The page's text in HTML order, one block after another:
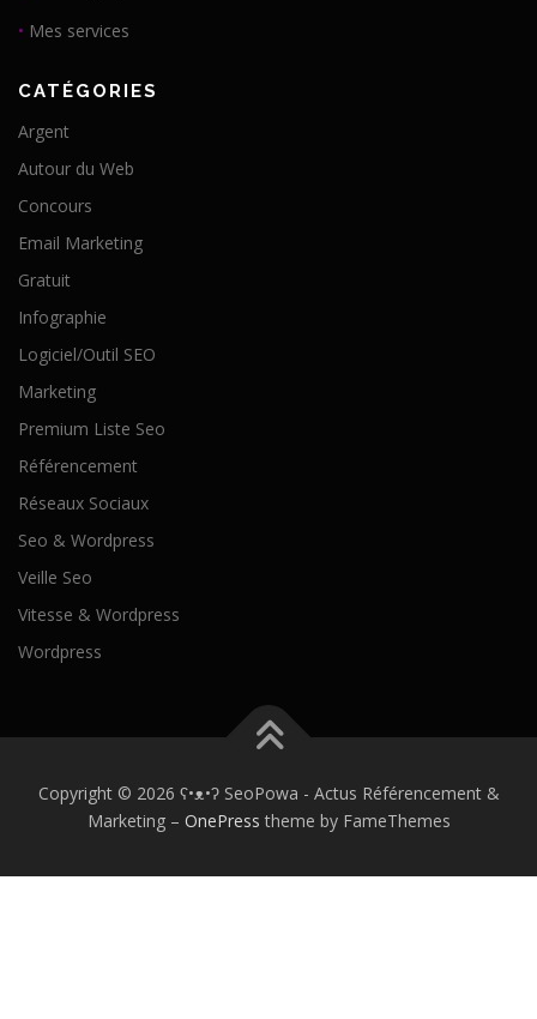
• Mes services
CATÉGORIES
Argent
Autour du Web
Concours
Email Marketing
Gratuit
Infographie
Logiciel/Outil SEO
Marketing
Premium Liste Seo
Référencement
Réseaux Sociaux
Seo & Wordpress
Veille Seo
Vitesse & Wordpress
Wordpress
Copyright © 2026 ʕ•ᴥ•ʔ SeoPowa - Actus Référencement &
Marketing – OnePress theme by FameThemes